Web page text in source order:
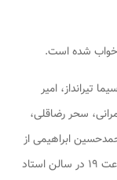
شده است.
تیرانداز، امیر
سحر رضاقلی،
ابراهیمی از
دوشنبه هشتم خردادماه هر شب به جز شنبه ها ساعت ۱۹ در سالن استاد